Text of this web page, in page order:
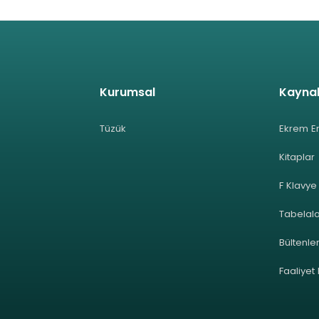
Kurumsal
Tüzük Ekrem
Kitaplar
F Klavye
Bültenler
Faaliyet